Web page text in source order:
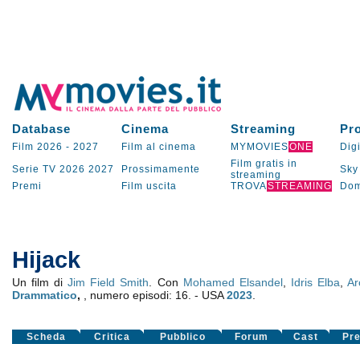
Database Cinema Streaming
Film 2026 - 2027 Film al cinema MYMOVIESONE
Serie TV 2026 2027 Prossimamente
Film gratis in
streaming
Sky
Premi
Film uscita TROVASTREAMING
Hijack
Un film diJim Field Smith . Con Mohamed Elsandel, Idris Elba ,
Drammatico, , numero episodi: 16. - USA2023.
Scheda Critica Pubblico Forum Cast